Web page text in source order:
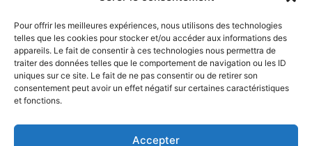
Pour offrir les meilleures expériences, nous utilisons des technologies
telles que les cookies pour stocker et/ou accéder aux informations des
appareils. Le fait de consentir à ces technologies nous permettra de
traiter des données telles que le comportement de navigation ou les ID
uniques sur ce site. Le fait de ne pas consentir ou de retirer son
consentement peut avoir un effet négatif sur certaines caractéristiques
et fonctions.
Accepter